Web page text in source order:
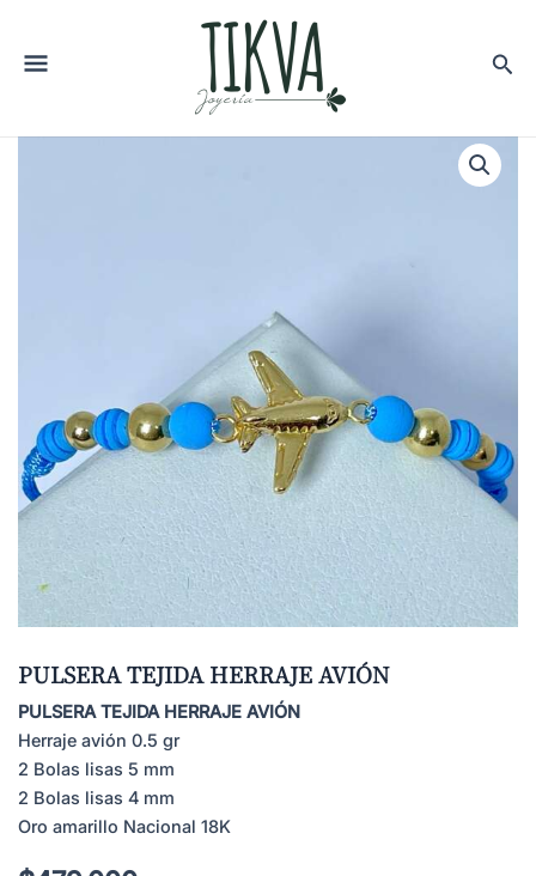
PULSERA TEJIDA HERRAJE AVIÓN
PULSERA TEJIDA HERRAJE AVIÓN
Herraje avión 0.5 gr
2 Bolas lisas 5 mm
2 Bolas lisas 4 mm
Oro amarillo Nacional 18K